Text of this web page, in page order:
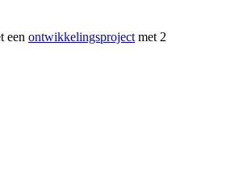
een ontwikkelingsproject met 2